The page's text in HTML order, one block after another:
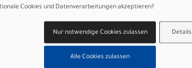
Suspension & Dropper Remote, 3 Suspension modes
31.6mm, all sizes 100mm
Cookies und Datenverarbeitungen akzeptieren?
Details
Nur notwendige Cookies zulassen
Alle Cookies zulassen